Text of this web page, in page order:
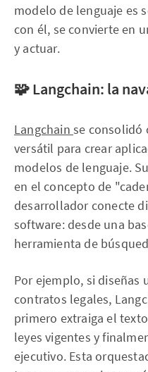
modelo de lenguaje es
con él, se convierte en
y actuar.
🧩 Langchain: la
Langchain se consolidó
versátil para crear
modelos de lenguaje.
en el concepto de
desarrollador conecte
software: desde una
herramienta de
Por ejemplo, si diseñas
contratos legales,
primero extraiga el
leyes vigentes y
ejecutivo. Esta